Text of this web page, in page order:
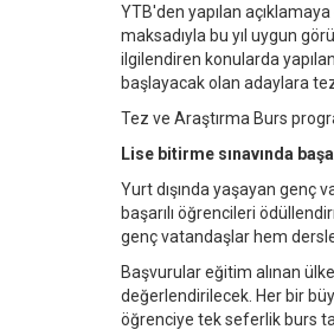
YTB'den yapılan
maksadıyla bu yıl uygun
ilgilendiren konularda
başlayacak olan adaylara
Tez ve Araştırma Burs
Lise bitirme sınavında
Yurt dışında yaşayan genç
başarılı öğrencileri
genç vatandaşlar hem
Başvurular eğitim alınan
değerlendirilecek. Her bir
öğrenciye tek seferlik burs